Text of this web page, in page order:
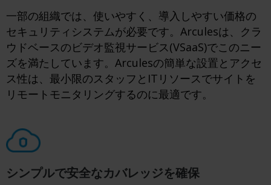
一部の組織では、使いやすく、導入しやすい価格の
セキュリティシステムが必要です。Arculesは、クラ
ウドベースのビデオ監視サービス(VSaaS)でこのニー
ズを満たしています。Arculesの簡単な設置とアクセ
ス性は、最小限のスタッフとITリソースでサイトを
リモートモニタリングするのに最適です。
シンプルで安全なカバレッジを確保